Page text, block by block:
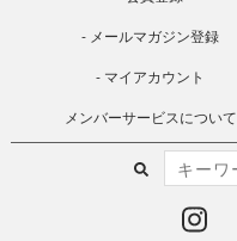
メールマガジン登録
マイアカウント
メンバーサービスについて